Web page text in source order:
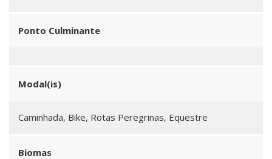
Ponto Culminante
Modal(is)
Caminhada, Bike, Rotas Peregrinas, Equestre
Biomas